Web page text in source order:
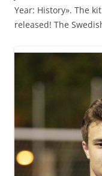
Year: History». The
released! The